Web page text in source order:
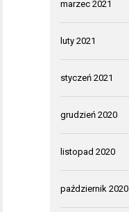
marzec 2021
luty 2021
styczeń 2021
grudzień 2020
listopad 2020
październik 2020